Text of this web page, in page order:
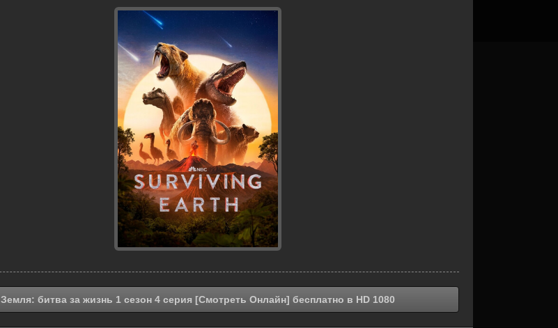
Земля: битва за жизнь 1 сезон 4 серия [Смотреть Онлайн] бесплатно в HD 1080